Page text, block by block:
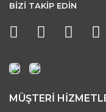
BİZİ TAKİP EDİN
MÜŞTERİ